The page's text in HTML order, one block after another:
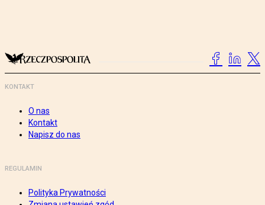
KONTAKT
O nas
Kontakt
Napisz do nas
REGULAMIN
Polityka Prywatności